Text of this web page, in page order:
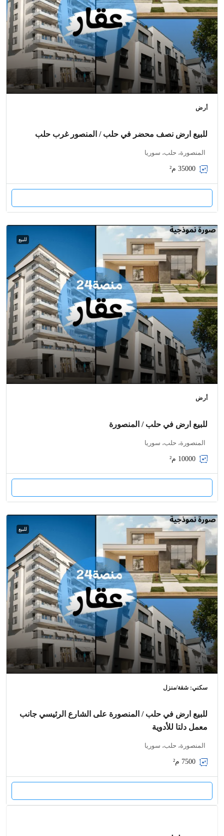
أرض
للبيع ارض نصف محضر في حلب / المنصور غرب حلب
المنصورة، حلب، سوريا
35000 م²
للبيع
أرض
للبيع ارض في حلب / المنصورة
المنصورة، حلب، سوريا
10000 م²
للبيع
سكني: شقة/منزل
للبيع ارض في حلب / المنصورة على الشارع الرئيسي جانب
معمل دلتا للأدوية
المنصورة، حلب، سوريا
7500 م²